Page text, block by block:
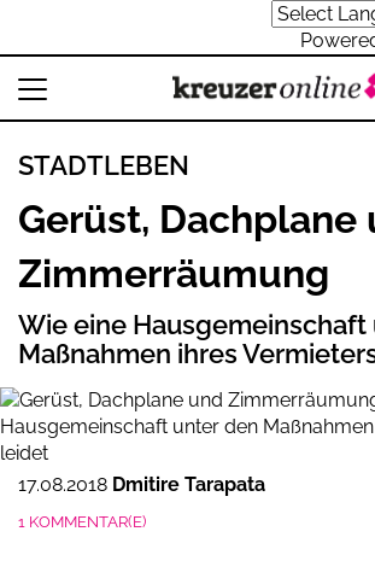
STADTLEBEN
Gerüst, Dachplane
Zimmerräumung
Wie eine Hausgemeinschaft
Maßnahmen ihres
17.08.2018 Dmitire Tarapata
1 KOMMENTAR(E)